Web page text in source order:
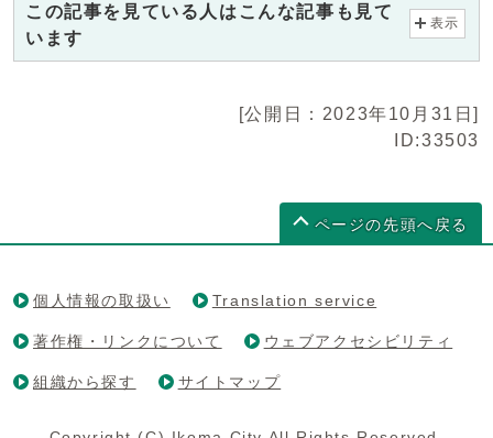
この記事を見ている人はこんな記事も見て
います
表示
[公開日：2023年10月31日]
ID:33503
ページの先頭へ戻る
個人情報の取扱い Translation service
著作権・リンクについて ウェブアクセシビリティ
組織から探す サイトマップ